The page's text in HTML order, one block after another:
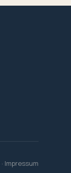
· Impressum